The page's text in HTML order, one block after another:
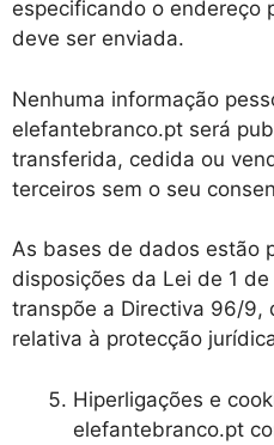
especificando o endereço
deve ser enviada.
Nenhuma informação
elefantebranco.pt será
transferida, cedida ou
terceiros sem o seu
As bases de dados estão
disposições da Lei de 1
transpõe a Directiva 96/9,
relativa à protecção
Hiperligações e
elefantebranco.pt